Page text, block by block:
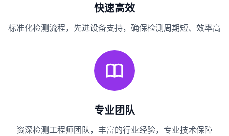
快速高效
标准化检测流程，先进设备支持，确保检测周期短、效率高
专业团队
资深检测工程师团队，丰富的行业经验，专业技术保障